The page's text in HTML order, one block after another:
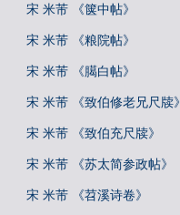
宋 米芾 《箧中帖》
宋 米芾 《粮院帖》
宋 米芾 《臈白帖》
宋 米芾 《致伯修老兄尺牍》
宋 米芾 《致伯充尺牍》
宋 米芾 《苏太简参政帖》
宋 米芾 《苕溪诗卷》